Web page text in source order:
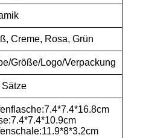
Creme, Rosa, Grün
Größe/Logo/Verpackung